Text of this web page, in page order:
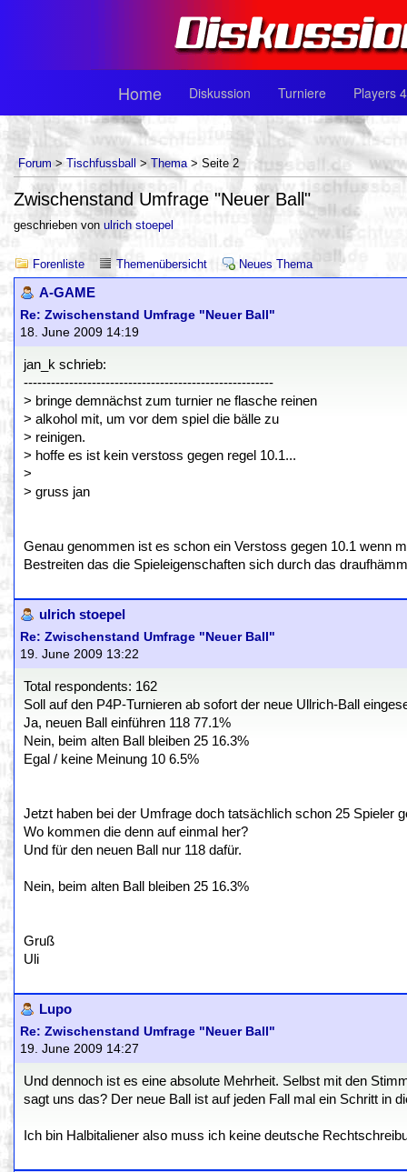
Home Diskussion Turniere Players
Forum > Tischfussball > Thema> Seite 2
Zwischenstand Umfrage "Neuer Ball"
geschrieben von ulrich stoepel
Forenliste Themenübersicht Neues Thema
A-GAME
Re: Zwischenstand Umfrage "Neuer Ball"
18. June 2009 14:19
jan_k schrieb:
-------------------------------------------------------
> bringe demnächst zum turnier ne flasche reinen
> alkohol mit, um vor dem spiel die bälle zu
> reinigen.
> hoffe es ist kein verstoss gegen regel 10.1...
>
> gruss jan
Genau genommen ist es schon ein Verstoss gegen 10.1 wenn
Bestreiten das die Spieleigenschaften sich durch das
ulrich stoepel
Re: Zwischenstand Umfrage "Neuer Ball"
19. June 2009 13:22
Total respondents: 162
Soll auf den P4P-Turnieren ab sofort der neue Ullrich-Ball
Ja, neuen Ball einführen 118 77.1%
Nein, beim alten Ball bleiben 25 16.3%
Egal / keine Meinung 10 6.5%
Jetzt haben bei der Umfrage doch tatsächlich schon 25 Spieler
Wo kommen die denn auf einmal her?
Und für den neuen Ball nur 118 dafür.
Nein, beim alten Ball bleiben 25 16.3%
Gruß
Uli
Lupo
Re: Zwischenstand Umfrage "Neuer Ball"
19. June 2009 14:27
Und dennoch ist es eine absolute Mehrheit. Selbst mit den
sagt uns das? Der neue Ball ist auf jeden Fall mal ein Schritt in
Ich bin Halbitaliener also muss ich keine deutsche